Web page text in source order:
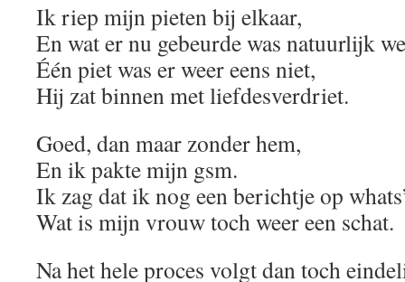
Ik riep mijn pieten bij elkaar,
En wat er nu gebeurde was natuurlijk
Één piet was er weer eens niet,
Hij zat binnen met liefdesverdriet.
Goed, dan maar zonder hem,
En ik pakte mijn gsm.
Ik zag dat ik nog een berichtje op
Wat is mijn vrouw toch weer een schat.
Na het hele proces volgt dan toch